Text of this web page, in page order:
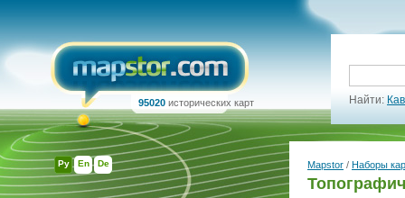
Ру En De
95020 исторических карт Найти:
Mapstor / Наборы